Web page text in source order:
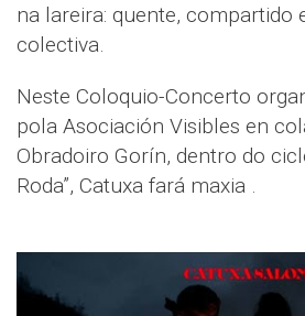
na lareira: quente, compartido
colectiva.
Neste Coloquio-Concerto
pola Asociación Visibles en
Obradoiro Gorín, dentro do
Roda”, Catuxa fará maxia .